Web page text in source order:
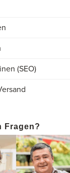
(SEO)
Fragen?